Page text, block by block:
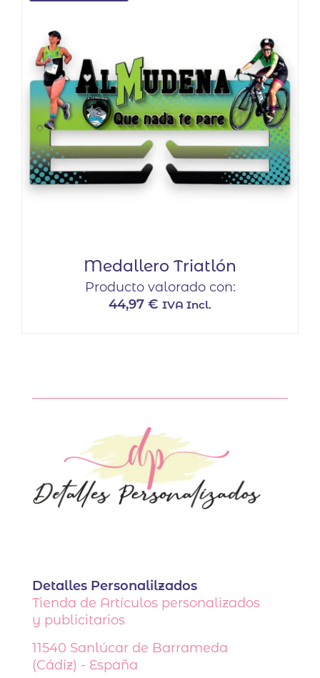
Medallero Triatlón
Producto valorado con:
44,97 € IVA Incl.
Detalles Personalilzados
Tienda de Artículos personalizados
y publicitarios
11540 Sanlúcar de Barrameda
(Cádiz) - España